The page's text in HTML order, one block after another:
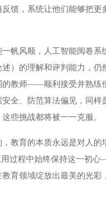
馈，系统让他们能够把
风顺，人工智能阅卷系
）的理解和评判能力，
教师——顺利接受并熟练
全、防范算法偏见，同
些挑战都将被一一克服。
育的本质永远是对人的
过程中始终保持这一初
领域绽放出最美的光彩